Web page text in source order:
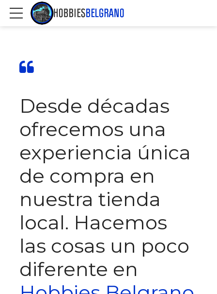
Desde décadas
ofrecemos una
experiencia única
de compra en
nuestra tienda
local. Hacemos
las cosas un poco
diferente en